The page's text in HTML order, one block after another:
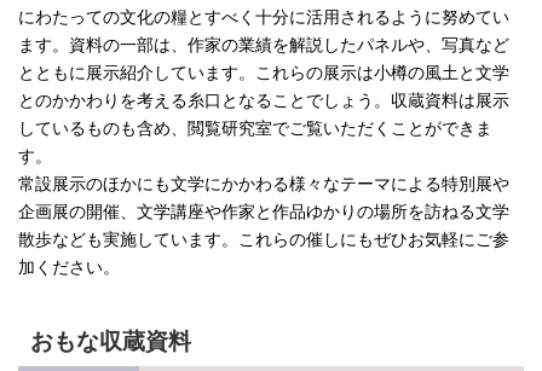
にわたっての文化の糧とすべく十分に活用されるように努めてい
ます。資料の一部は、作家の業績を解説したパネルや、写真など
とともに展示紹介しています。これらの展示は小樽の風土と文学
とのかかわりを考える糸口となることでしょう。収蔵資料は展示
しているものも含め、閲覧研究室でご覧いただくことができま
す。
常設展示のほかにも文学にかかわる様々なテーマによる特別展や
企画展の開催、文学講座や作家と作品ゆかりの場所を訪ねる文学
散歩なども実施しています。これらの催しにもぜひお気軽にご参
加ください。
おもな収蔵資料